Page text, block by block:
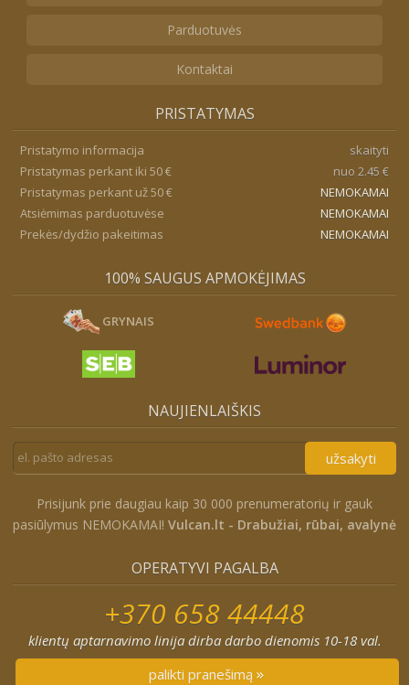
Parduotuvės
Kontaktai
PRISTATYMAS
Pristatymo informacija
skaityti
Pristatymas perkant iki 50 €
nuo 2.45 €
Pristatymas perkant už 50 €
NEMOKAMAI
Atsiėmimas parduotuvėse
NEMOKAMAI
Prekės/dydžio pakeitimas
NEMOKAMAI
100% SAUGUS APMOKĖJIMAS
GRYNAIS
NAUJIENLAIŠKIS
užsakyti
Prisijunk prie daugiau kaip 30 000 prenumeratorių ir gauk
pasiūlymus NEMOKAMAI! Vulcan.lt - Drabužiai, rūbai, avalynė
OPERATYVI PAGALBA
+370 658 44448
klientų aptarnavimo linija dirba darbo dienomis 10-18 val.
palikti pranešimą